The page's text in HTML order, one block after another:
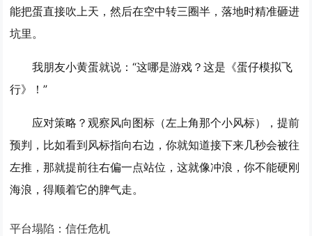
能把蛋直接吹上天，然后在空中转三圈半，落地时精准砸进
坑里。
我朋友小黄蛋就说：“这哪是游戏？这是《蛋仔模拟飞
行》！”
应对策略？观察风向图标 （左上角那个小风标），提前
预判，比如看到风标指向右边，你就知道接下来几秒会被往
左推，那就提前往右偏一点站位，这就像冲浪，你不能硬刚
海浪，得顺着它的脾气走。
平台塌陷：信任危机